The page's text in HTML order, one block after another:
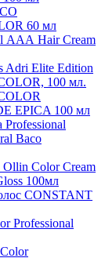
60 мл
ААА Hair Cream
Adri Elite Edition
100 мл.
EPICA 100 мл
Professional
Baco
Ollin Color Cream
100мл
CONSTANT
Professional